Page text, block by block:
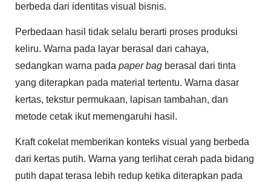
berbeda dari identitas visual bisnis.
Perbedaan hasil tidak selalu berarti proses produksi
keliru. Warna pada layar berasal dari cahaya,
sedangkan warna pada paper bag berasal dari tinta
yang diterapkan pada material tertentu. Warna dasar
kertas, tekstur permukaan, lapisan tambahan, dan
metode cetak ikut memengaruhi hasil.
Kraft cokelat memberikan konteks visual yang berbeda
dari kertas putih. Warna yang terlihat cerah pada bidang
putih dapat terasa lebih redup ketika diterapkan pada